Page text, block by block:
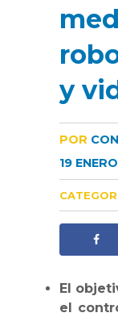
y
POR
19
El
el